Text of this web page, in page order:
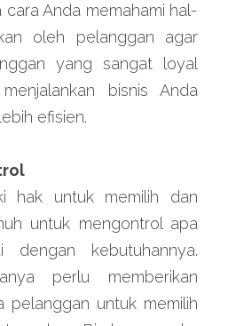
Anda memahami hal-
oleh pelanggan agar
yang sangat loyal
bisnis Anda
efisien.
hak untuk memilih dan
untuk mengontrol apa
kebutuhannya.
perlu memberikan
pelanggan untuk memilih